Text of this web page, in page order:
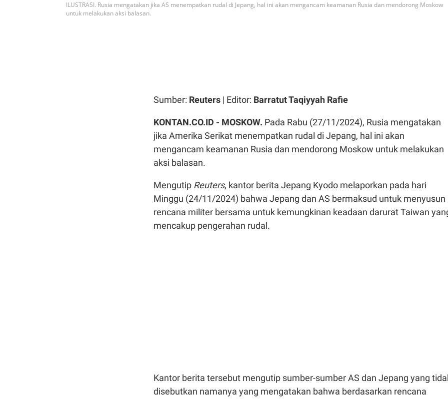
ILUSTRASI. Rusia mengatakan jika AS menempatkan rudal di Jepang, hal ini akan mengancam keamanan Rusia dan mendorong Moskow
untuk melakukan aksi balasan.
Sumber: Reuters | Editor: Barratut Taqiyyah Rafie
KONTAN.CO.ID - MOSKOW. Pada Rabu (27/11/2024), Rusia mengatakan
jika Amerika Serikat menempatkan rudal di Jepang, hal ini akan
mengancam keamanan Rusia dan mendorong Moskow untuk melakukan
aksi balasan.
Mengutip Reuters, kantor berita Jepang Kyodo melaporkan pada hari
Minggu (24/11/2024) bahwa Jepang dan AS bermaksud untuk menyusun
rencana militer bersama untuk kemungkinan keadaan darurat Taiwan
mencakup pengerahan rudal.
Kantor berita tersebut mengutip sumber-sumber AS dan Jepang yang
disebutkan namanya yang mengatakan bahwa berdasarkan rencana